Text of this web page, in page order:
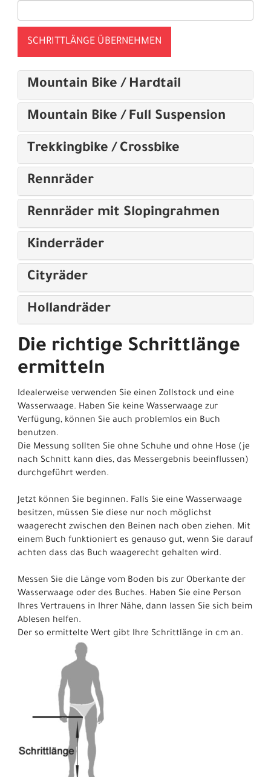
SCHRITTLÄNGE ÜBERNEHMEN
Mountain Bike / Hardtail
Mountain Bike / Full Suspension
Trekkingbike / Crossbike
Rennräder
Rennräder mit Slopingrahmen
Kinderräder
Cityräder
Hollandräder
Die richtige Schrittlänge
ermitteln
Idealerweise verwenden Sie einen Zollstock und eine
Wasserwaage. Haben Sie keine Wasserwaage zur
Verfügung, können Sie auch problemlos ein Buch
benutzen.
Die Messung sollten Sie ohne Schuhe und ohne Hose (je
nach Schnitt kann dies, das Messergebnis beeinflussen)
durchgeführt werden.
Jetzt können Sie beginnen. Falls Sie eine Wasserwaage
besitzen, müssen Sie diese nur noch möglichst
waagerecht zwischen den Beinen nach oben ziehen. Mit
einem Buch funktioniert es genauso gut, wenn Sie darauf
achten dass das Buch waagerecht gehalten wird.
Messen Sie die Länge vom Boden bis zur Oberkante der
Wasserwaage oder des Buches. Haben Sie eine Person
Ihres Vertrauens in Ihrer Nähe, dann lassen Sie sich beim
Ablesen helfen.
Der so ermittelte Wert gibt Ihre Schrittlänge in cm an.